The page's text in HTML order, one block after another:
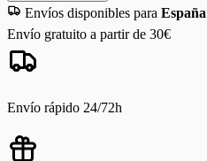
Envíos disponibles para España
Envío gratuito a partir de 30€
Envío rápido 24/72h